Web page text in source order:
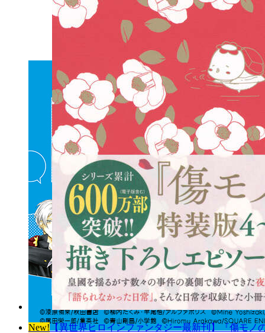
New! 【異世界ヒロインファンタジー最新刊】『傷モ